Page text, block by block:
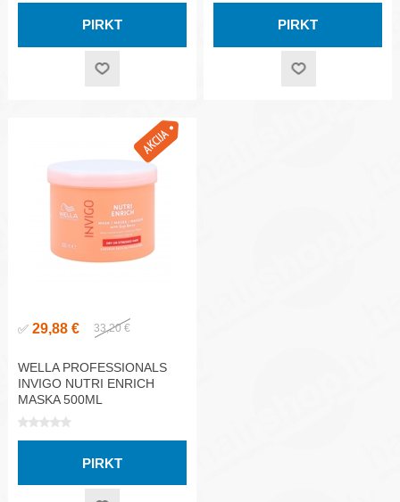
✅ 29,88 € 33,20 €
WELLA PROFESSIONALS
INVIGO NUTRI ENRICH
MASKA 500ML